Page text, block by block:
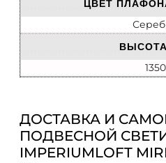
ЦВЕТ
1350
ДОСТАВКА И
ПОДВЕСНОЙ
IMPERIUMLOFT